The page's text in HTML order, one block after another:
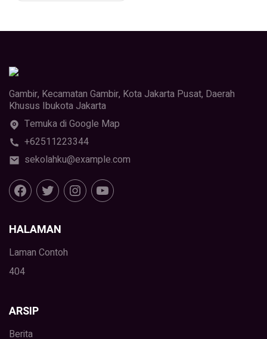
Gambir, Kecamatan Gambir, Kota Jakarta Pusat, Daerah
Khusus Ibukota Jakarta
Temuka di Google Map
+62511223344
sekolahku@example.com
HALAMAN
Laman Contoh
404
ARSIP
Berita